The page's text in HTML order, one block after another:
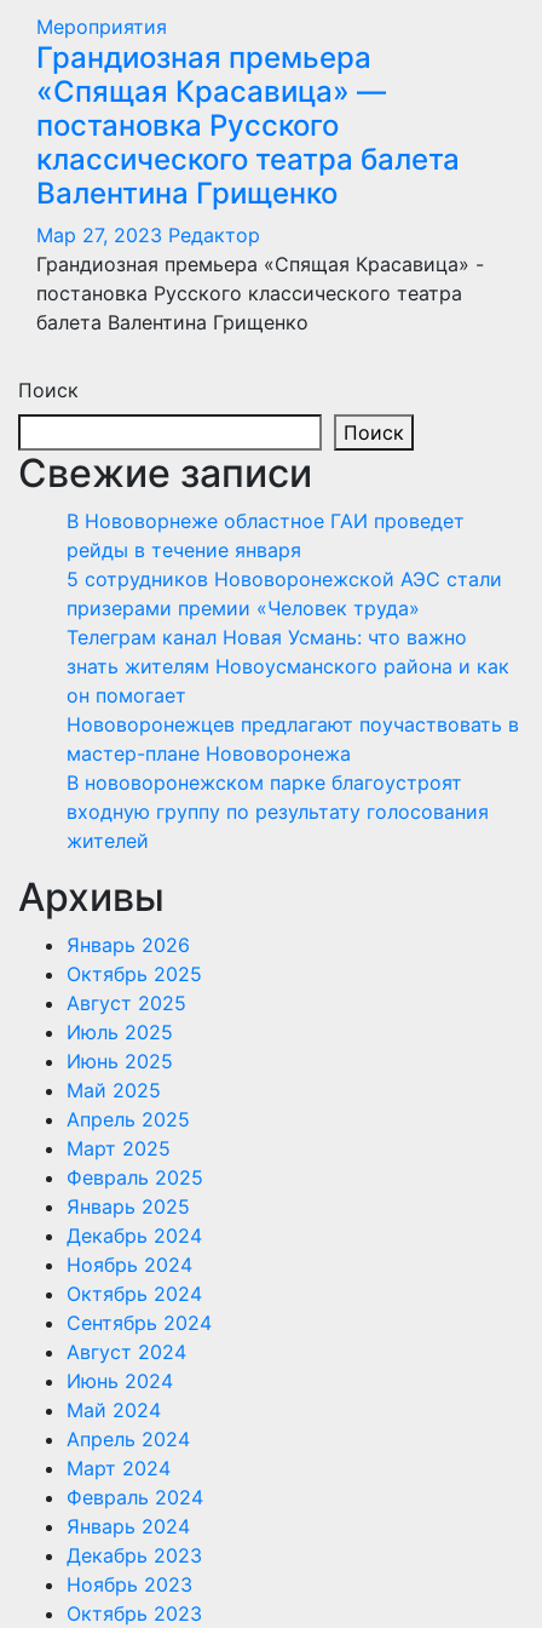
Мероприятия
Грандиозная премьера
«Спящая Красавица» —
постановка Русского
классического театра балета
Валентина Грищенко
Мар 27, 2023 Редактор
Грандиозная премьера «Спящая Красавица» -
постановка Русского классического театра
балета Валентина Грищенко
Поиск
Поиск
Свежие записи
В Нововорнеже областное ГАИ проведет
рейды в течение января
5 сотрудников Нововоронежской АЭС стали
призерами премии «Человек труда»
Телеграм канал Новая Усмань: что важно
знать жителям Новоусманского района и как
он помогает
Нововоронежцев предлагают поучаствовать в
мастер-плане Нововоронежа
В нововоронежском парке благоустроят
входную группу по результату голосования
жителей
Архивы
Январь 2026
Октябрь 2025
Август 2025
Июль 2025
Июнь 2025
Май 2025
Апрель 2025
Март 2025
Февраль 2025
Январь 2025
Декабрь 2024
Ноябрь 2024
Октябрь 2024
Сентябрь 2024
Август 2024
Июнь 2024
Май 2024
Апрель 2024
Март 2024
Февраль 2024
Январь 2024
Декабрь 2023
Ноябрь 2023
Октябрь 2023